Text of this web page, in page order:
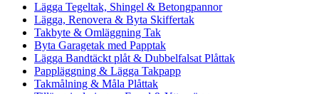
Lägga Tegeltak, Shingel & Betongpannor
Lägga, Renovera & Byta Skiffertak
Takbyte & Omläggning Tak
Byta Garagetak med Papptak
Lägga Bandtäckt plåt & Dubbelfalsat Plåttak
Pappläggning & Lägga Takpapp
Takmålning & Måla Plåttak